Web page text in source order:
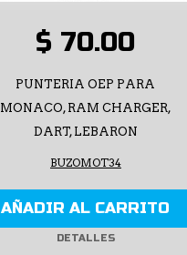
$ 70.00
PUNTERIA OEP PARA
MONACO, RAM CHARGER,
DART, LEBARON
BUZOMOT34
AÑADIR AL CARRITO
DETALLES